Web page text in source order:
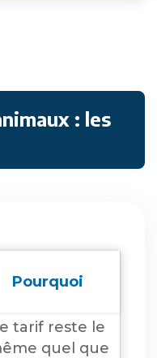
: les
Pourquoi
tarif reste le
quel que